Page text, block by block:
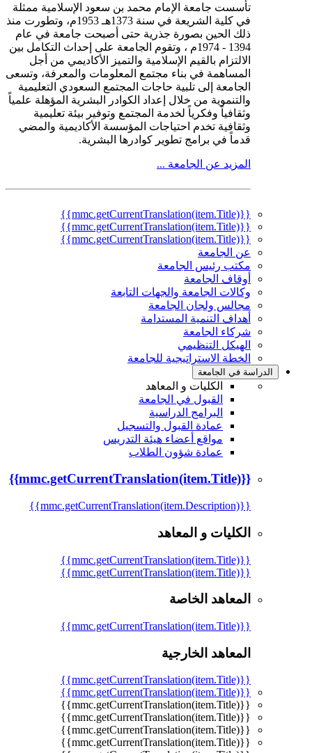
تأسست جامعة الإمام محمد بن سعود الإسلامية ممثلة
في كلية الشريعة في سنة 1373هـ 1953م، وتطورت منذ
ذلك الحين بصورة جذرية حتى أصبحت جامعة في عام
1394 - 1974م ، وتقوم الجامعة على إحداث التكامل بين
الالتزام بالقيم الإسلامية والتميز الأكاديمي من أجل
المساهمة في بناء مجتمع المعلومات والمعرفة، وتسعى
الجامعة إلى تلبية حاجات المجتمع السعودي التعليمية
والتنموية من خلال إعداد الكوادر البشرية المؤهلة علمياً
وثقافياً وفكرياً لخدمة المجتمع وتوفير بيئة تعليمية
وثقافية تخدم احتياجات المؤسسة الأكاديمية والمضي
قدماً في برامج تطوير كوادرها البشرية.
المزيد عن الجامعة ...
{{mmc.getCurrentTranslation(item.Title)}}
{{mmc.getCurrentTranslation(item.Title)}}
{{mmc.getCurrentTranslation(item.Title)}}
عن الجامعة
مكتب رئيس الجامعة
أوقاف الجامعة
وكالات الجامعة والجهات التابعة
مجالس ولجان الجامعة
أهداف التنمية المستدامة
شركاء الجامعة
الهيكل التنظيمي
الخطة الاستراتيجية للجامعة
الدراسة في الجامعة
الكليات و المعاهد
القبول في الجامعة
البرامج الدراسية
عمادة القبول والتسجيل
مواقع أعضاء هيئة التدريس
عمادة شؤون الطلاب
{{mmc.getCurrentTranslation(item.Title)}}
{{mmc.getCurrentTranslation(item.Description)}}
الكليات و المعاهد
{{mmc.getCurrentTranslation(item.Title)}}
{{mmc.getCurrentTranslation(item.Title)}}
المعاهد الخاصة
{{mmc.getCurrentTranslation(item.Title)}}
المعاهد الخارجية
{{mmc.getCurrentTranslation(item.Title)}}
{{mmc.getCurrentTranslation(item.Title)}}
{{mmc.getCurrentTranslation(item.Title)}}
{{mmc.getCurrentTranslation(item.Title)}}
{{mmc.getCurrentTranslation(item.Title)}}
{{mmc.getCurrentTranslation(item.Title)}}